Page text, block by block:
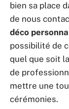
bien sa place
de nous
déco
possibilité de
quel que soit
de
mettre une
cérémonies.